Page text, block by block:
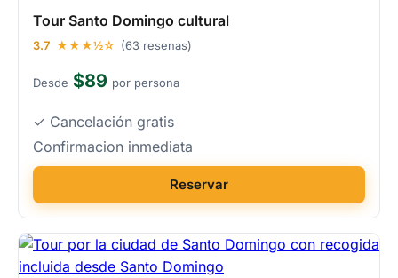
Tour Santo Domingo cultural
3.7 ★★★½☆ (63 resenas)
Desde $89 por persona
✓ Cancelación gratis
Confirmacion inmediata
Reservar